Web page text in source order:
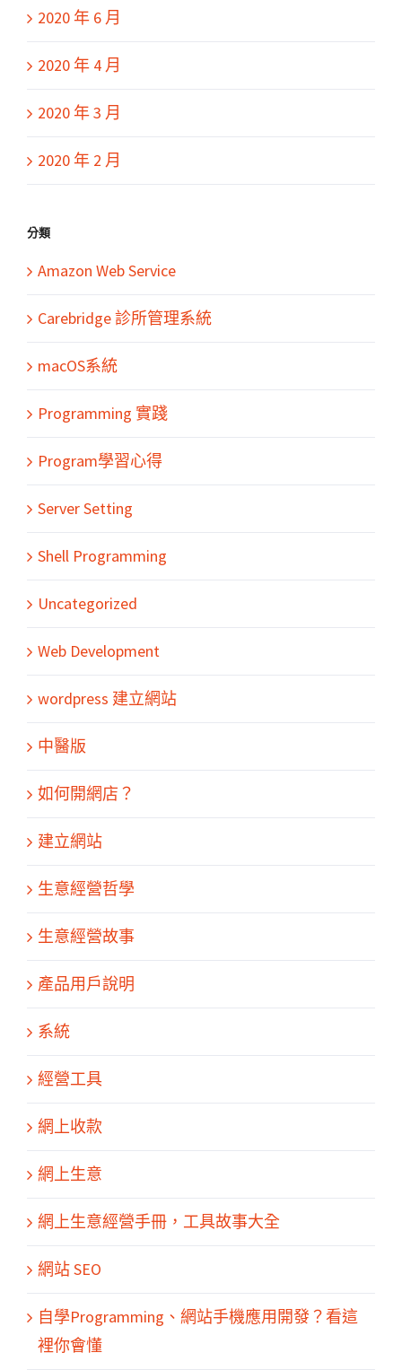
2020 年 6 月
2020 年 4 月
2020 年 3 月
2020 年 2 月
分類
Amazon Web Service
Carebridge 診所管理系統
macOS系統
Programming 實踐
Program學習心得
Server Setting
Shell Programming
Uncategorized
Web Development
wordpress 建立網站
中醫版
如何開網店？
建立網站
生意經營哲學
生意經營故事
產品用戶說明
系統
經營工具
網上收款
網上生意
網上生意經營手冊，工具故事大全
網站 SEO
自學Programming、網站手機應用開發？看這
裡你會懂
關於我們